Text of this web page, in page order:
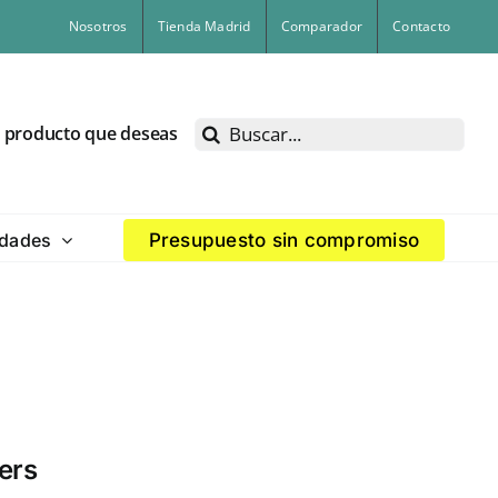
Nosotros Tienda Madrid Comparador Contacto
que deseas Buscar:
Presupuesto sin compromiso